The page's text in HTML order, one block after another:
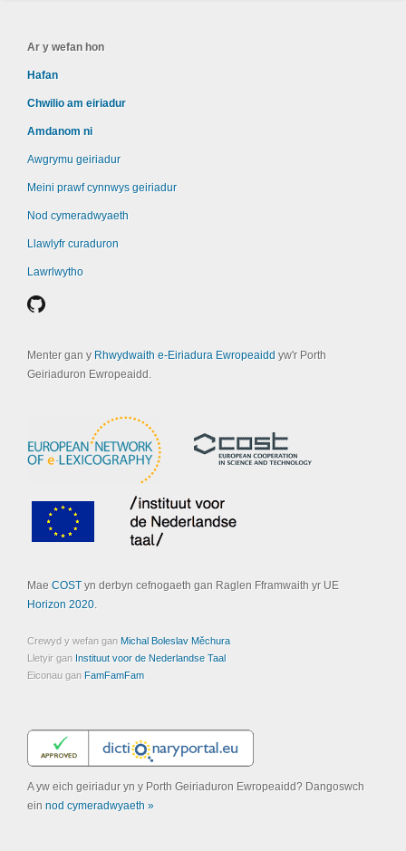
Ar y wefan hon
Hafan
Chwilio am eiriadur
Amdanom ni
Awgrymu geiriadur
Meini prawf cynnwys geiriadur
Nod cymeradwyaeth
Llawlyfr curaduron
Lawrlwytho
Menter gan y Rhwydwaith e-Eiriadura Ewropeaidd yw'r Porth
Geiriaduron Ewropeaidd.
Mae COSTyn derbyn cefnogaeth gan Raglen Fframwaith yr UE
Horizon 2020.
Crewyd y wefan gan Michal Boleslav Měchura
Lletyir gan Instituut voor de Nederlandse Taal
Eiconau gan FamFamFam
A yw eich geiriadur yn y Porth Geiriaduron Ewropeaidd? Dangoswch
ein nod cymeradwyaeth »